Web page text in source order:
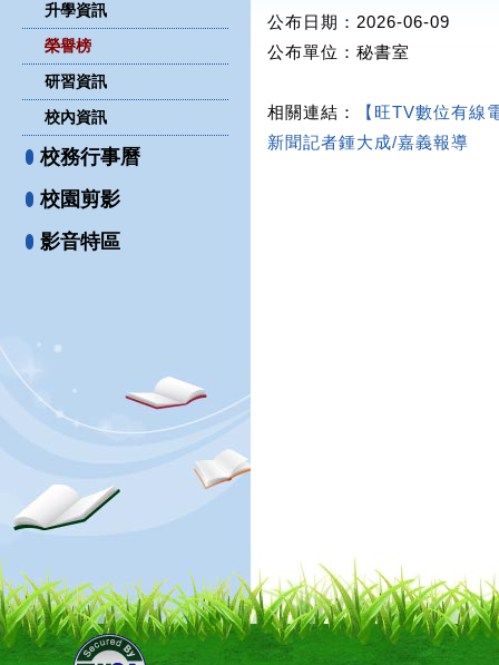
升學資訊
榮譽榜
研習資訊
校內資訊
校務行事曆
校園剪影
影音特區
公布日期：2026-06-09
公布單位 ：秘書室
相關連結：
【旺TV數位有
新聞記者鍾大成/嘉義報導